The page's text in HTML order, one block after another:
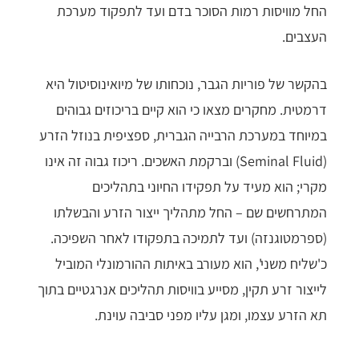
החל מוויסות רמות הסוכר בדם ועד לתפקוד מערכת
העצבים.
בהקשר של פוריות הגבר, נוכחותו של מיואינוסיטול היא
דרמטית. מחקרים מצאו כי הוא קיים בריכוזים גבוהים
במיוחד במערכת הרבייה הגברית, ספציפית בנוזל הזרע
(Seminal Fluid) וברקמת האשכים. ריכוז גבוה זה אינו
מקרי; הוא מעיד על תפקידו החיוני בתהליכים
המתרחשים שם – החל מתהליך ייצור הזרע והבשלתו
(ספרמטוגנזה) ועד לתמיכה בתפקודו לאחר השפיכה.
כ'שליח משני', הוא מעורב באיתות ההורמונלי המוביל
לייצור זרע תקין, מסייע בוויסות תהליכים אנרגטיים בתוך
תא הזרע עצמו, ומגן עליו מפני סביבה עוינת.